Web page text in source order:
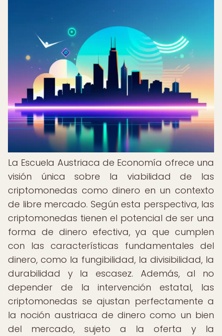
La Escuela Austriaca de Economía ofrece una
visión única sobre la viabilidad de las
criptomonedas como dinero en un contexto
de libre mercado. Según esta perspectiva, las
criptomonedas tienen el potencial de ser una
forma de dinero efectiva, ya que cumplen
con las características fundamentales del
dinero, como la fungibilidad, la divisibilidad, la
durabilidad y la escasez. Además, al no
depender de la intervención estatal, las
criptomonedas se ajustan perfectamente a
la noción austriaca de dinero como un bien
del mercado, sujeto a la oferta y la